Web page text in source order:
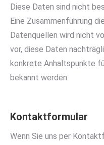
Diese Daten sind nicht
Eine Zusammenführung
Datenquellen wird nicht
vor, diese Daten
konkrete Anhaltspunkte
bekannt werden.
Kontaktformular
Wenn Sie uns per